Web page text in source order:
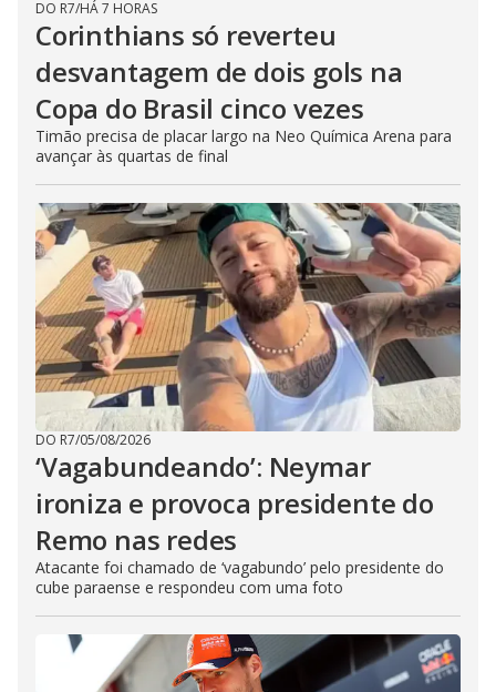
DO R7/HÁ 7 HORAS
Corinthians só reverteu
desvantagem de dois gols na
Copa do Brasil cinco vezes
Timão precisa de placar largo na Neo Química Arena para
avançar às quartas de final
DO R7/05/08/2026
‘Vagabundeando’: Neymar
ironiza e provoca presidente do
Remo nas redes
Atacante foi chamado de ‘vagabundo’ pelo presidente do
cube paraense e respondeu com uma foto